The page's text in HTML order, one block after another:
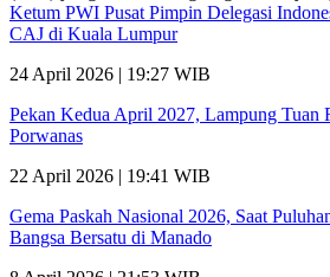
Ketum PWI Pusat Pimpin Delegasi
CAJ di Kuala Lumpur
24 April 2026 | 19:27 WIB
Pekan Kedua April 2027, Lampung Tuan
Porwanas
22 April 2026 | 19:41 WIB
Gema Paskah Nasional 2026, Saat
Bangsa Bersatu di Manado